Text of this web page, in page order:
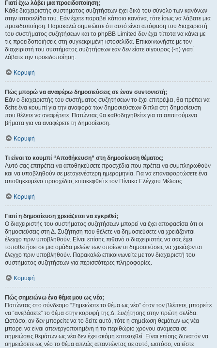
Γιατί έχω λάβει μια προειδοποίηση;
Κάθε διαχειριστής συστήματος συζητήσεων έχει δικό του σύνολο των κανόνων
στην ιστοσελίδα του. Εάν έχετε παραβεί κάποιο κανόνα, τότε ίσως να λάβατε μια
προειδοποίηση. Παρακαλώ σημειώστε ότι αυτό είναι απόφαση του διαχειριστή
του συστήματος συζητήσεων και το phpBB Limited δεν έχει τίποτα να κάνει με
τις προειδοποιήσεις στη συγκεκριμένη ιστοσελίδα. Επικοινωνήστε με τον
διαχειριστή του συστήματος συζητήσεων εάν δεν είστε σίγουρος (-η) γιατί
λάβατε την προειδοποίηση.
Κορυφή
Πώς μπορώ να αναφέρω δημοσιεύσεις σε έναν συντονιστή;
Εάν ο διαχειριστής του συστήματος συζητήσεων το έχει επιτρέψει, θα πρέπει να
δείτε ένα κουμπί για την αναφορά των δημοσιεύσεων δίπλα στη δημοσίευση
που θέλετε να αναφέρετε. Πατώντας θα καθοδηγηθείτε για τα απαιτούμενα
βήματα για να αναφέρετε τη δημοσίευση.
Κορυφή
Τι είναι το κουμπί “Αποθήκευση” στη δημοσίευση θέματος;
Αυτό σας επιτρέπει να αποθηκεύσετε προσχέδια που πρέπει να συμπληρωθούν
και να υποβληθούν σε μεταγενέστερη ημερομηνία. Για να επαναφορτώσετε ένα
αποθηκευμένο προσχέδιο, επισκεφθείτε τον Πίνακα Ελέγχου Μέλους.
Κορυφή
Γιατί η δημοσίευση χρειάζεται να εγκριθεί;
Ο διαχειριστής του συστήματος συζητήσεων μπορεί να έχει αποφασίσει ότι οι
δημοσιεύσεις στη Δ. Συζήτηση που θέλετε να δημοσιεύσετε να χρειάζονται
έλεγχο πριν υποβληθούν. Είναι επίσης πιθανό ο διαχειριστής να σας έχει
τοποθετήσει σε μια ομάδα μελών των οποίων οι δημοσιεύσεις να χρειάζονται
έλεγχο πριν υποβληθούν. Παρακαλώ επικοινωνείτε με τον διαχειριστή του
συστήματος συζητήσεων για περισσότερες πληροφορίες.
Κορυφή
Πώς σημειώνω ένα θέμα μου ως νέο;
Πατώντας στο σύνδεσμο “Σημειώστε το θέμα ως νέο” όταν τον βλέπετε, μπορείτε
να “ανεβάσετε” το θέμα στην κορυφή της Δ. Συζήτησης στην πρώτη σελίδα.
Ωστόσο, αν δεν μπορείτε να το δείτε αυτό, τότε η σημείωση θεμάτων ως νέα
μπορεί να είναι απενεργοποιημένη ή το περιθώριο χρόνου ανάμεσα σε
σημειώσεις θεμάτων ως νέα δεν έχει ακόμη επιτευχθεί. Είναι επίσης δυνατόν να
σημειώσετε ως νέο το θέμα απλώς απαντώντας σε αυτό, ωστόσο, να είστε